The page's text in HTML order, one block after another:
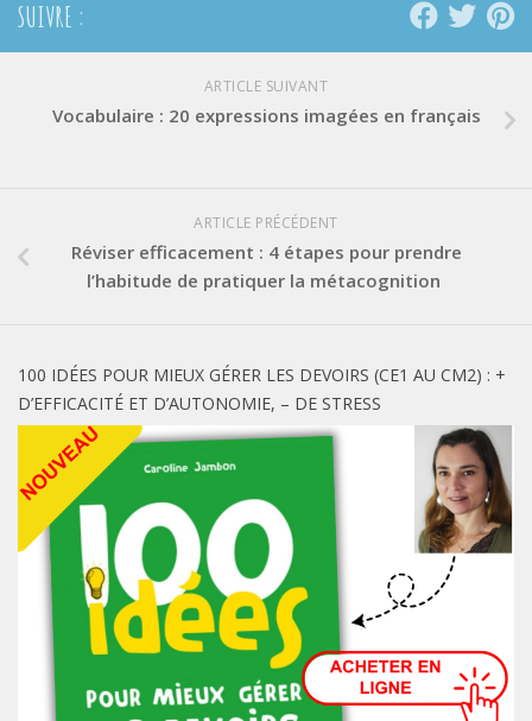
SUIVRE :
ARTICLE SUIVANT
Vocabulaire : 20 expressions imagées en français
ARTICLE PRÉCÉDENT
Réviser efficacement : 4 étapes pour prendre
l’habitude de pratiquer la métacognition
100 IDÉES POUR MIEUX GÉRER LES DEVOIRS (CE1 AU CM2) : +
D’EFFICACITÉ ET D’AUTONOMIE, – DE STRESS